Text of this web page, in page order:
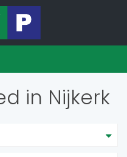
in Nijkerk